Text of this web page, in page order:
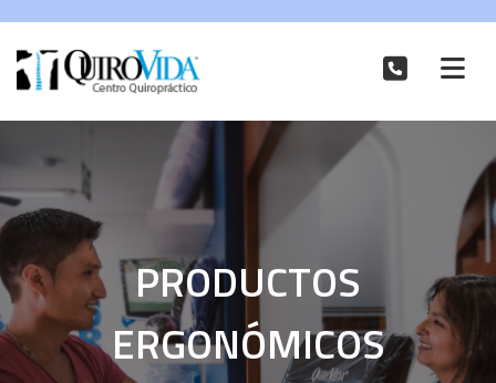
PRODUCTOS
ERGONÓMICOS